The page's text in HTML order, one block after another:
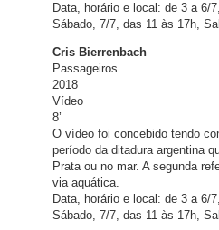
Data, horário e local: de 3 a 6/
Sábado, 7/7, das 11 às 17h,
Cris Bierrenbach
Passageiros
2018
Vídeo
8’
O vídeo foi concebido tendo
período da ditadura argentina
Prata ou no mar. A segunda
via aquática.
Data, horário e local: de 3 a 6/
Sábado, 7/7, das 11 às 17h,